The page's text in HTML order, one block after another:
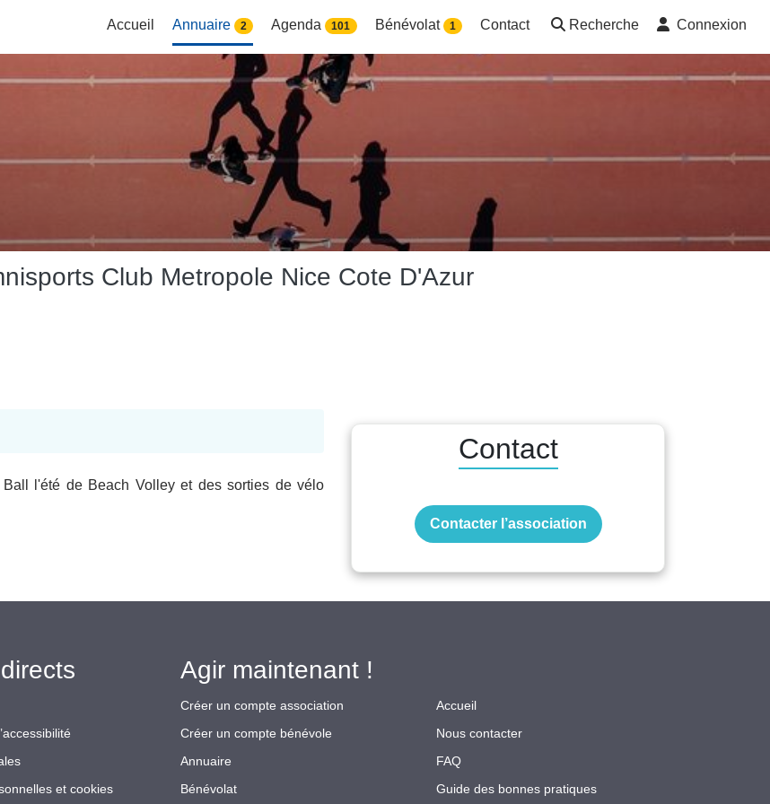
Accueil Annuaire 2 Agenda 101 Bénévolat 1 Contact Recherche Connexion
Club Metropole Nice Cote D'Azur
l'été de Beach Volley et des sorties de vélo
Contact
Contacter l’association
et cookies
Agir maintenant !
Créer un compte association
Créer un compte bénévole
Annuaire
Bénévolat
Accueil
Nous contacter
FAQ
Guide des bonnes pratiques